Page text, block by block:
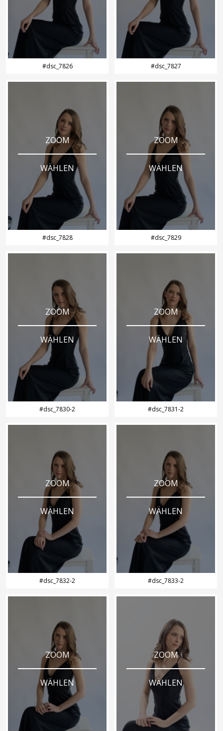
#dsc_7826 #dsc_7827
ZOOM
WÄHLEN
#dsc_7828
ZOOM
WÄHLEN
#dsc_7829
ZOOM
WÄHLEN
#dsc_7830-2
ZOOM
WÄHLEN
#dsc_7831-2
ZOOM
WÄHLEN
#dsc_7832-2
ZOOM
WÄHLEN
#dsc_7833-2
ZOOM
WÄHLEN
ZOOM
WÄHLEN